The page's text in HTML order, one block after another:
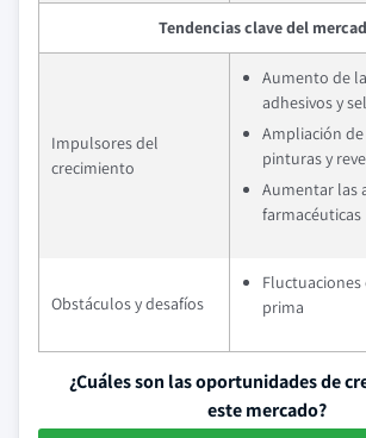
Tendencias clave del
Impulsores del
crecimiento
Aumento de
adhesivos y
Ampliación
pinturas y
Aumentar las
farmacéuticas
Obstáculos y desafíos
Fluctuaciones
prima
¿Cuáles son las oportunidades de
este mercado?